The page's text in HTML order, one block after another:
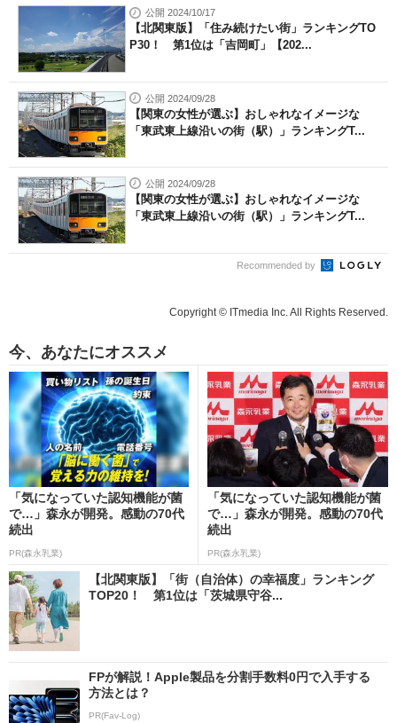
公開 2024/10/17
【北関東版】「住み続けたい街」ランキングTO
P30！ 第1位は「吉岡町」【202...
公開 2024/09/28
【関東の女性が選ぶ】おしゃれなイメージな
「東武東上線沿いの街（駅）」ランキングT...
公開 2024/09/28
【関東の女性が選ぶ】おしゃれなイメージな
「東武東上線沿いの街（駅）」ランキングT...
Recommended by
Copyright © ITmedia Inc. All Rights Reserved.
今、あなたにオススメ
「気になっていた認知機能が菌
で…」森永が開発。感動の70代
続出
PR(森永乳業)
「気になっていた認知機能が菌
で…」森永が開発。感動の70代
続出
PR(森永乳業)
【北関東版】「街（自治体）の幸福度」ランキング
TOP20！ 第1位は「茨城県守谷...
FPが解説！Apple製品を分割手数料0円で入手する
方法とは？
PR(Fav-Log)